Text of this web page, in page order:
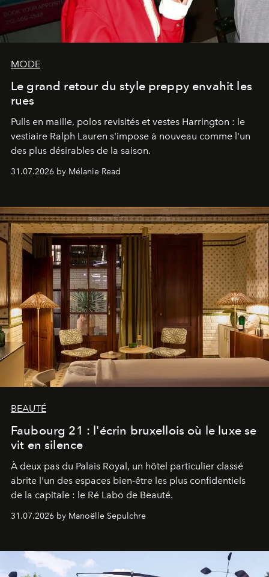
MODE
Le grand retour du style preppy envahit les
rues
Pulls en maille, polos revisités et vestes Harrington : le
vestiaire Ralph Lauren s'impose à nouveau comme l'un
des plus désirables de la saison.
31.07.2026 by Mélanie Read
BEAUTÉ
Faubourg 21 : l'écrin bruxellois où le luxe se
vit en silence
À deux pas du Palais Royal, un hôtel particulier classé
abrite l'un des espaces bien-être les plus confidentiels
de la capitale : le Ré Labo de Beauté.
31.07.2026 by Manoëlle Sepulchre